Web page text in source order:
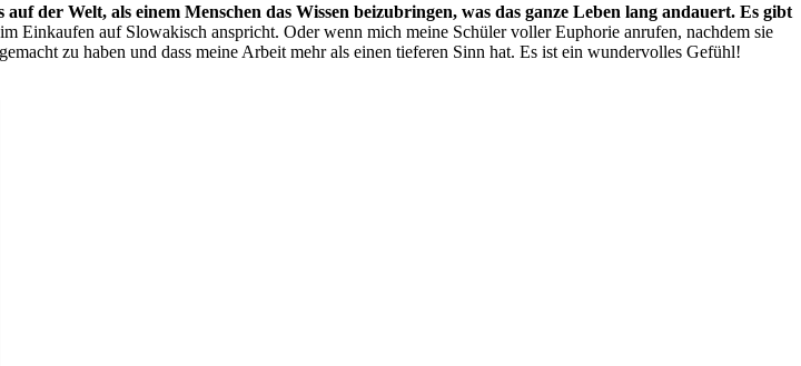
der Welt, als einem Menschen das Wissen beizubringen, was das ganze Leben lang andauert. Es gibt
Einkaufen auf Slowakisch anspricht. Oder wenn mich meine Schüler voller Euphorie anrufen, nachdem sie
zu haben und dass meine Arbeit mehr als einen tieferen Sinn hat. Es ist ein wundervolles Gefühl!